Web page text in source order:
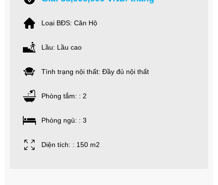
Loại BĐS: Căn Hộ
Lầu: Lầu cao
Tình trạng nội thất: Đầy đủ nội thất
Phòng tắm: : 2
Phòng ngủ: : 3
Diện tích: : 150 m2